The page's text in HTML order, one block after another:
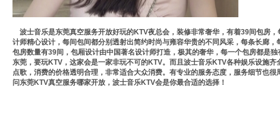
波士音乐是东莞真空服务开放好玩的KTV夜总会，装修非常奢华，有着39间包房
计师精心设计，每间包间都分别透射出简约时尚与雍容华贵的不同风采，每条长廊，
包房数量有39间，包厢设计由中国著名设计师打造，极其的奢华，每一个包房都是
东莞，要玩KTV，这家会是一家非玩不可的KTV。而且波士音乐KTV各种娱乐设施
点歌，消费的价格透明合理，非常适合大众消费。有专业的服务态度，服务细节也
问东莞KTV真空服务哪家开放，波士音乐KTV会是你最合适的选择！